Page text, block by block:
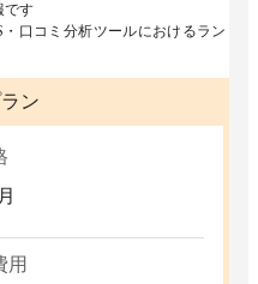
です
口コミ分析ツールにおけるラン
ン
用